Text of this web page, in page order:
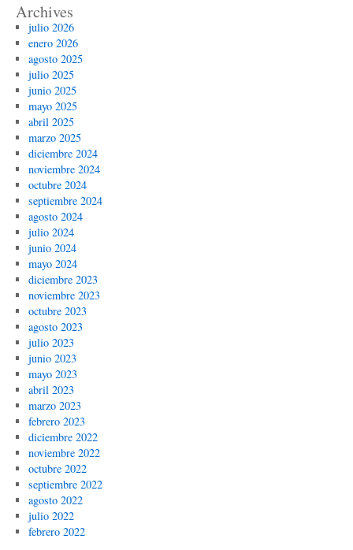
Archives
julio 2026
enero 2026
agosto 2025
julio 2025
junio 2025
mayo 2025
abril 2025
marzo 2025
diciembre 2024
noviembre 2024
octubre 2024
septiembre 2024
agosto 2024
julio 2024
junio 2024
mayo 2024
diciembre 2023
noviembre 2023
octubre 2023
agosto 2023
julio 2023
junio 2023
mayo 2023
abril 2023
marzo 2023
febrero 2023
diciembre 2022
noviembre 2022
octubre 2022
septiembre 2022
agosto 2022
julio 2022
febrero 2022